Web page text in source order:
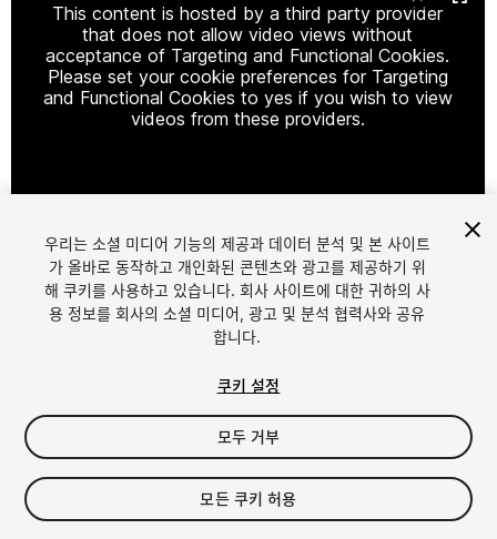
This content is hosted by a third party provider
that does not allow video views without
acceptance of Targeting and Functional Cookies.
Please set your cookie preferences for Targeting
and Functional Cookies to yes if you wish to view
videos from these providers.
/30
$299
세금/부가세는 결제 시 반영됩니다.
우리는 소셜 미디어 기능의 제공과 데이터 분석 및 본 사이트
가 올바로 동작하고 개인화된 콘텐츠와 광고를 제공하기 위
해 쿠키를 사용하고 있습니다. 회사 사이트에 대한 귀하의 사
용 정보를 회사의 소셜 미디어, 광고 및 분석 협력사와 공유
합니다.
쿠키 설정
모두 거부
모든 쿠키 허용